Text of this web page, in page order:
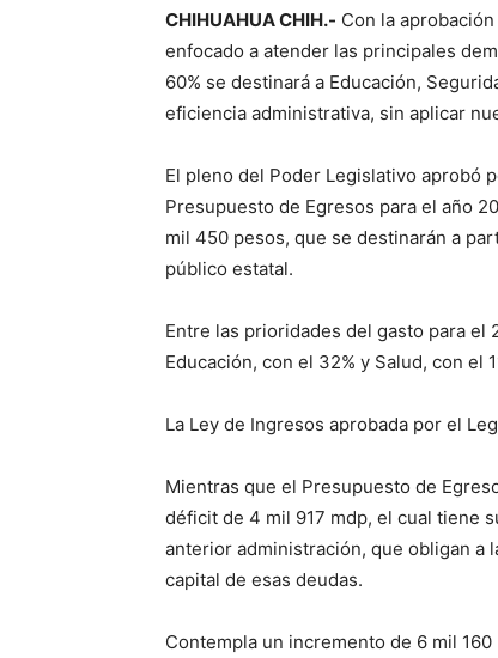
CHIHUAHUA CHIH.- Con la
enfocado a atender las principales
60% se destinará a Educación,
eficiencia administrativa, sin aplicar
El pleno del Poder Legislativo aprobó
Presupuesto de Egresos para el año
mil 450 pesos, que se destinarán a
público estatal.
Entre las prioridades del gasto para el
Educación, con el 32% y Salud, con el
La Ley de Ingresos aprobada por el
Mientras que el Presupuesto de
déficit de 4 mil 917 mdp, el cual tiene
anterior administración, que obligan a
capital de esas deudas.
Contempla un incremento de 6 mil